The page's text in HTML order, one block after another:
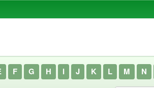
F G H I J K L M N